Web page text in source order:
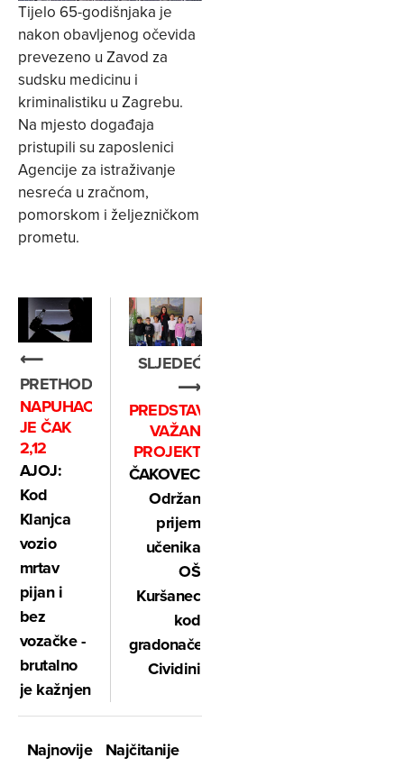
Tijelo 65-godišnjaka je
nakon obavljenog očevida
prevezeno u Zavod za
sudsku medicinu i
kriminalistiku u Zagrebu.
Na mjesto događaja
pristupili su zaposlenici
Agencije za istraživanje
nesreća u zračnom,
pomorskom i željezničkom
prometu.
⟵
PRETHODNO
NAPUHAO
JE ČAK
2,12
AJOJ:
Kod
Klanjca
vozio
mrtav
pijan i
bez
vozačke -
brutalno
je kažnjen
SLJEDEĆE
⟶
PREDSTAVILI
VAŽAN
PROJEKT
ČAKOVEC:
Održan
prijem
učenika
OŠ
Kuršanec
kod
gradonačelnice
Cividini
Najnovije
Najčitanije